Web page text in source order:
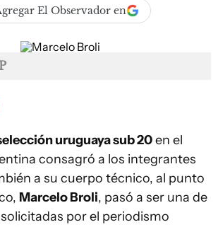
El Observador en
uruguaya sub 20en el
consagró a los integrantes
a su cuerpo técnico, al punto
Marcelo Broli, pasó a ser una de
por el periodismo